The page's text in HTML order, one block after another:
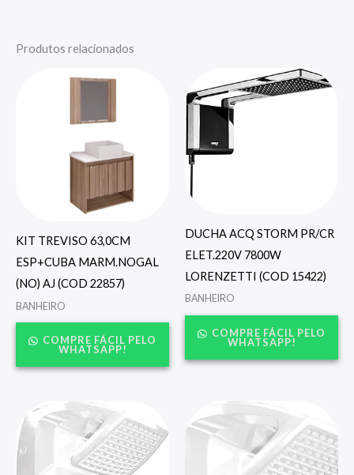
Produtos relacionados
KIT TREVISO 63,0CM
ESP+CUBA MARM.NOGAL
(NO) AJ (COD 22857)
BANHEIRO
COMPRE FÁCIL PELO
WHATSAPP!
DUCHA ACQ STORM PR/CR
ELET.220V 7800W
LORENZETTI (COD 15422)
BANHEIRO
COMPRE FÁCIL PELO
WHATSAPP!